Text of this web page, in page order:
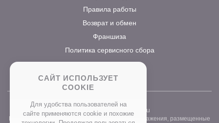
Правила работы
Возврат и обмен
Франшиза
Политика сервисного сбора
www.prostocvet.ru
Вся текстовая информация и графические изображения, размещенные
САЙТ ИСПОЛЬЗУЕТ
COOKIE
Для удобства пользователей на
сайте применяются сookie и похожие